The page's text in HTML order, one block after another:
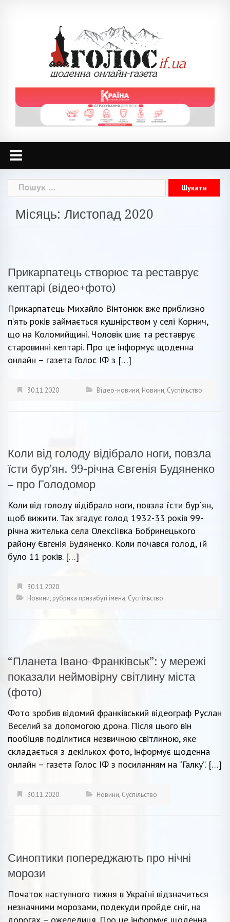
Пошук:
Місяць: Листопад 2020
Прикарпатець створює та реставрує
кептарі (відео+фото)
Прикарпатець Михайло Вінтонюк вже приблизно
п’ять років займається кушнірством у селі Корнич,
що на Коломийщині. Чоловік шиє та реставрує
старовинні кептарі. Про це інформує щоденна
онлайн – газета Голос ІФ з […]
30.11.2020 Відео-новини, Новини, Суспільство
Коли від голоду відібрало ноги, повзла
їсти бур’ян. 99-річна Євгенія Будяненко
– про Голодомор
Коли від голоду відібрало ноги, повзла їсти бур`ян,
щоб вижити. Так згадує голод 1932-33 років 99-
річна жителька села Олексіївка Бобринецького
району Євгенія Будяненко. Коли почався голод, їй
було 11 років. […]
30.11.2020
Новини, рубрика призабуті імена, Суспільство
“Планета Івано-Франківськ”: у мережі
показали неймовірну світлину міста
(фото)
Фото зробив відомий франківський відеограф Руслан
Веселий за допомогою дрона. Після цього він
пообіцяв поділитися незвичною світлиною, яке
складається з декількох фото, інформує щоденна
онлайн – газета Голос ІФ з посиланням на “Галку”. […]
30.11.2020 Новини, Суспільство
Синоптики попереджають про нічні
морози
Початок наступного тижня в Україні відзначиться
незначними морозами, подекуди пройде сніг, на
дорогах – ожеледиця. Про це інформує щоденна